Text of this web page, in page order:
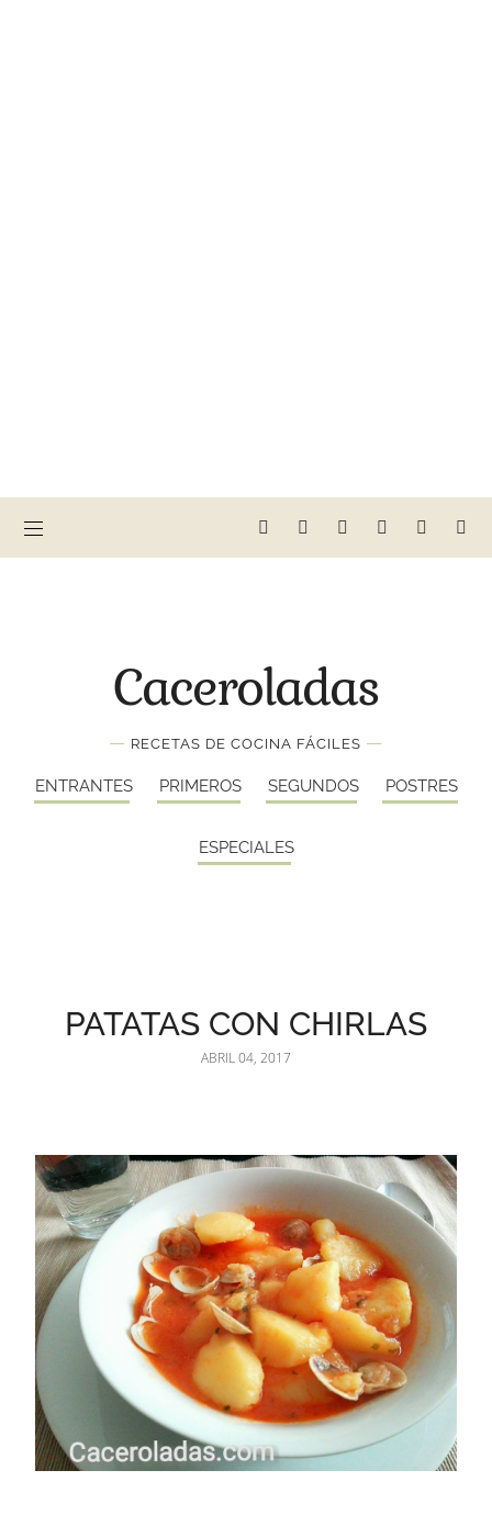
Caceroladas
— RECETAS DE COCINA FÁCILES —
ENTRANTES PRIMEROS SEGUNDOS POSTRES
ESPECIALES
PATATAS CON CHIRLAS
ABRIL 04, 2017